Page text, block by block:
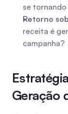
se
Retorno
receita é
campanha?
Geração